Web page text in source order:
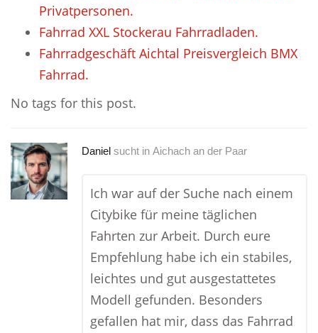
Privatpersonen.
Fahrrad XXL Stockerau Fahrradladen.
Fahrradgeschäft Aichtal Preisvergleich BMX
Fahrrad.
No tags for this post.
Daniel sucht in Aichach an der Paar
Ich war auf der Suche nach einem
Citybike für meine täglichen
Fahrten zur Arbeit. Durch eure
Empfehlung habe ich ein stabiles,
leichtes und gut ausgestattetes
Modell gefunden. Besonders
gefallen hat mir, dass das Fahrrad